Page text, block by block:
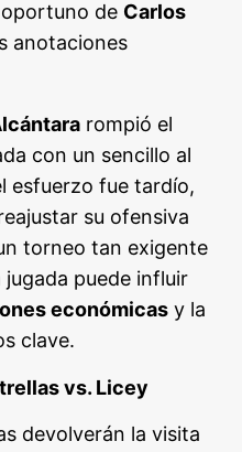
de Carlos
anotaciones
rompió el
con un sencillo al
esfuerzo fue tardío,
su ofensiva
torneo tan exigente
puede influir
económicas y la
clave.
vs. Licey
devolverán la visita